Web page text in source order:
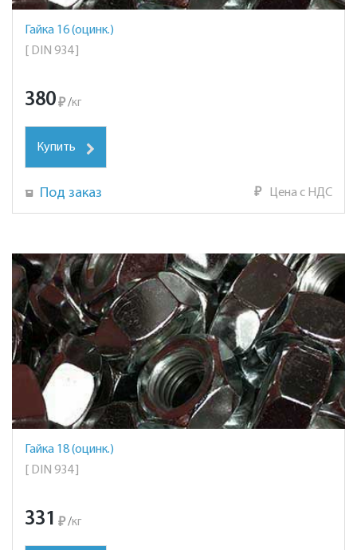
Гайка 16 (оцинк.)
[ DIN 934 ]
380₽ /кг
Купить
Под заказ ₽ Цена с НДС
Гайка 18 (оцинк.)
[ DIN 934 ]
331 ₽ /кг